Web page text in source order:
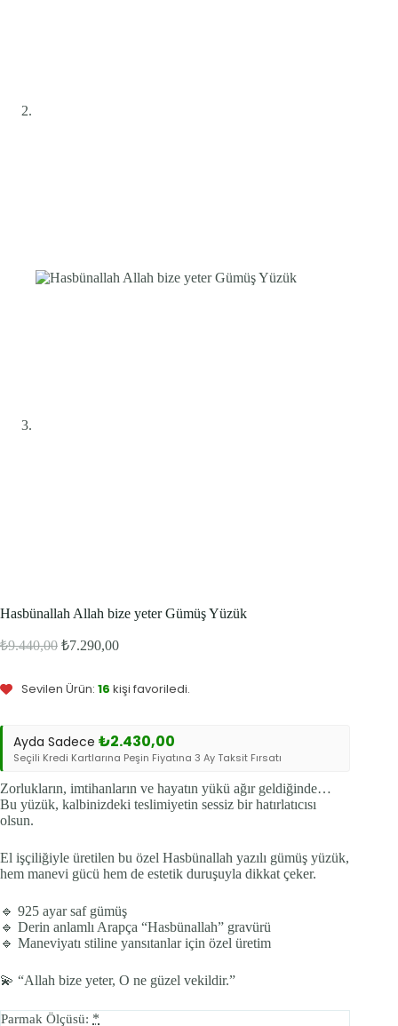
Hasbünallah Allah bize yeter Gümüş Yüzük
₺9.440,00 Orijinal
₺7.290,00Şu
₺7.290,00.
Sevilen Ürün: 16 kişi favoriledi.
Ayda Sadece ₺2.430,00
Seçili Kredi Kartlarına Peşin Fiyatına 3 Ay Taksit Fırsatı
Zorlukların, imtihanların ve hayatın yükü ağır geldiğinde…
Bu yüzük, kalbinizdeki teslimiyetin sessiz bir hatırlatıcısı
olsun.
El işçiliğiyle üretilen bu özel Hasbünallah yazılı gümüş yüzük,
hem manevi gücü hem de estetik duruşuyla dikkat çeker.
🔹 925 ayar saf gümüş
🔹 Derin anlamlı Arapça “Hasbünallah” gravürü
🔹 Maneviyatı stiline yansıtanlar için özel üretim
💫 “Allah bize yeter, O ne güzel vekildir.”
Parmak Ölçüsü: *